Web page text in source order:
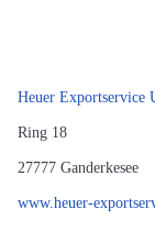
Heuer Exportservice
Ring 18
27777 Ganderkesee
www.heuer-